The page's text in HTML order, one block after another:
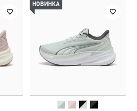
НОВИНКА